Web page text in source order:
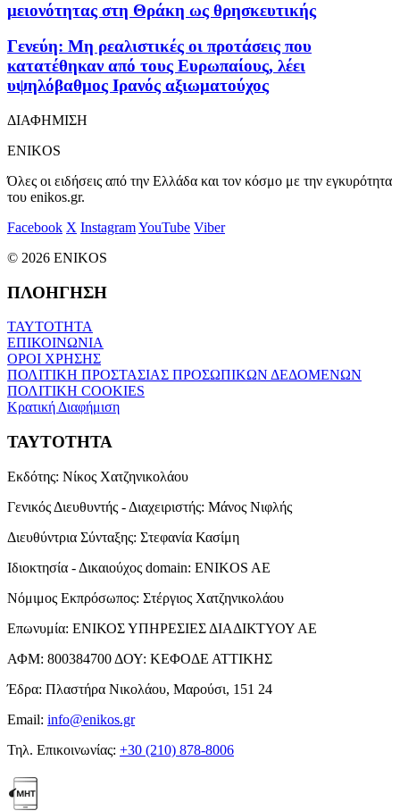
μειονότητας στη Θράκη ως θρησκευτικής
Γενεύη: Μη ρεαλιστικές οι προτάσεις που
κατατέθηκαν από τους Ευρωπαίους, λέει
υψηλόβαθμος Ιρανός αξιωματούχος
ΔΙΑΦΗΜΙΣΗ
ENIKOS
Όλες οι ειδήσεις από την Ελλάδα και τον κόσμο με την εγκυρότητα
του enikos.gr.
Facebook X InstagramYouTube Viber
© 2026 ENIKOS
ΠΛΟΗΓΗΣΗ
ΤΑΥΤΟΤΗΤΑ
ΕΠΙΚΟΙΝΩΝΙΑ
ΟΡΟΙ ΧΡΗΣΗΣ
ΠΟΛΙΤΙΚΗ ΠΡΟΣΤΑΣΙΑΣ ΠΡΟΣΩΠΙΚΩΝ ΔΕΔΟΜΕΝΩΝ
ΠΟΛΙΤΙΚΗ COOKIES
Κρατική Διαφήμιση
ΤΑΥΤΟΤΗΤΑ
Εκδότης: Νίκος Χατζηνικολάου
Γενικός Διευθυντής - Διαχειριστής: Μάνος Νιφλής
Διευθύντρια Σύνταξης: Στεφανία Κασίμη
Ιδιοκτησία - Δικαιούχος domain: ENIKOS AE
Νόμιμος Εκπρόσωπος: Στέργιος Χατζηνικολάου
Επωνυμία: ΕΝΙΚΟΣ ΥΠΗΡΕΣΙΕΣ ΔΙΑΔΙΚΤΥΟΥ ΑΕ
ΑΦΜ: 800384700 ΔΟΥ: ΚΕΦΟΔΕ ΑΤΤΙΚΗΣ
Έδρα: Πλαστήρα Νικολάου, Μαρούσι, 151 24
Email: info@enikos.gr
Τηλ. Επικοινωνίας: +30 (210) 878-8006